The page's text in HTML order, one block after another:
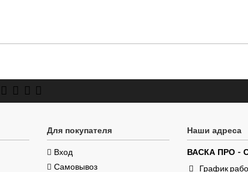
Для покупателя
Вход
Самовывоз
Наши адреса
ВАСКА ПРО -
График